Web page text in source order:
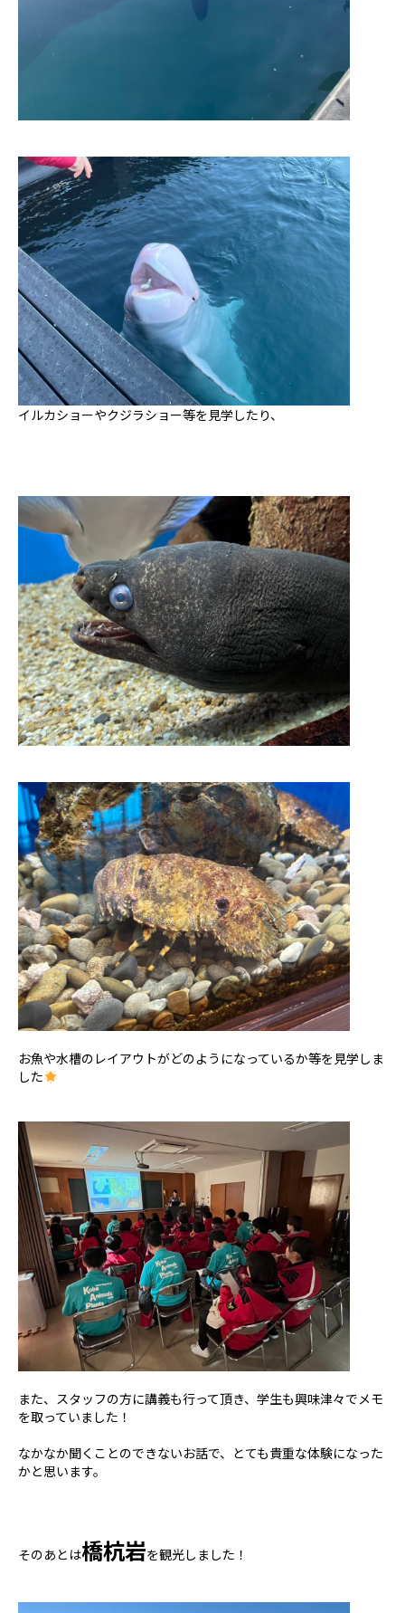
イルカショーやクジラショー等を見学したり、
お魚や水槽のレイアウトがどのようになっているか等を見学しま
した
また、スタッフの方に講義も行って頂き、学生も興味津々でメモ
を取っていました！
なかなか聞くことのできないお話で、とても貴重な体験になった
かと思います。
そのあとは橋杭岩を観光しました！